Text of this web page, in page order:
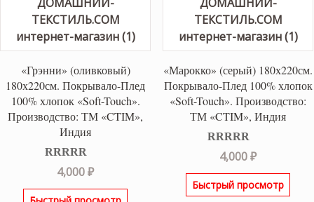
«Грэнни» (оливковый)
180х220см. Покрывало-Плед
100% хлопок «Soft-Touch».
Производство: ТМ «CTIM»,
Индия
Оценка 5.00
из 5
4,000₽
«Марокко» (серый) 180х220см.
Покрывало-Плед 100% хлопок
«Soft-Touch». Производство:
ТМ «CTIM», Индия
Оценка 5.00
из 5
4,000₽
Быстрый просмотр